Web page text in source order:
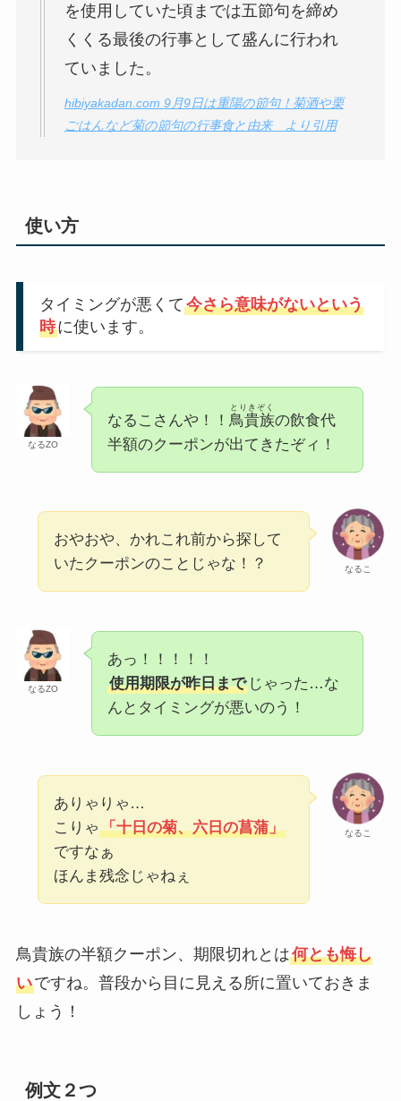
を使用していた頃までは五節句を締め
くくる最後の行事として盛んに行われ
ていました。
hibiyakadan.com 9月9日は重陽の節句！菊酒や栗
ごはんなど菊の節句の行事食と由来 より引用
使い方
タイミングが悪くて今さら意味がないという
時に使います。
なるZO
なるこさんや！！ 鳥貴族
とりきぞく
の飲食代
半額のクーポンが出てきたぞィ！
なるこ
おやおや、かれこれ前から探して
いたクーポンのことじゃな！？
なるZO
あっ！！！！！
使用期限が昨日までじゃった…な
んとタイミングが悪いのう！
なるこ
ありゃりゃ…
こりゃ 「十日の菊、六日の菖蒲」
ですなぁ
ほんま残念じゃねぇ
鳥貴族の半額クーポン、期限切れとは何とも悔し
いですね。普段から目に見える所に置いておきま
しょう！
例文２つ